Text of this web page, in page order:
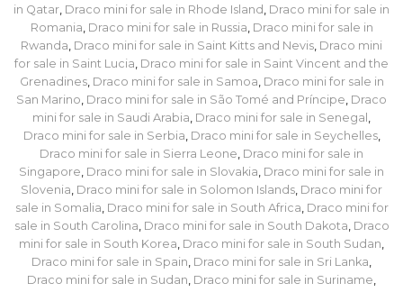
in Qatar, Draco mini for sale in Rhode Island , Draco mini for sale in
Romania, Draco mini for sale in Russia, Draco mini for sale in
Rwanda, Draco mini for sale in Saint Kitts and Nevis, Draco mini
for sale in Saint Lucia, Draco mini for sale in Saint Vincent and the
Grenadines, Draco mini for sale in Samoa, Draco mini for sale in
San Marino, Draco mini for sale in São Tomé and Príncipe, Draco
mini for sale in Saudi Arabia, Draco mini for sale in Senegal ,
Draco mini for sale in Serbia, Draco mini for sale in Seychelles,
Draco mini for sale in Sierra Leone, Draco mini for sale in
Singapore, Draco mini for sale in Slovakia, Draco mini for sale in
Slovenia, Draco mini for sale in Solomon Islands, Draco mini for
sale in Somalia, Draco mini for sale in South Africa, Draco mini for
sale in South Carolina, Draco mini for sale in South Dakota, Draco
mini for sale in South Korea, Draco mini for sale in South Sudan,
Draco mini for sale in Spain, Draco mini for sale in Sri Lanka,
Draco mini for sale in Sudan, Draco mini for sale in Suriname,